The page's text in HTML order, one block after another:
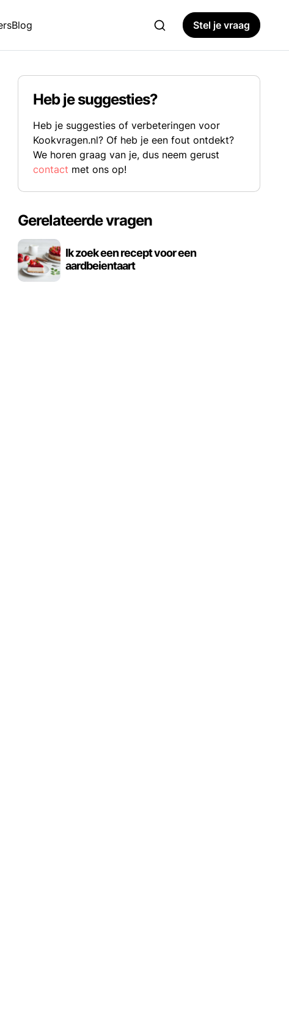
Blog Stel je vraag
Heb je suggesties?
Heb je suggesties of verbeteringen voor
Kookvragen.nl? Of heb je een fout ontdekt?
We horen graag van je, dus neem gerust
contact met ons op!
Gerelateerde vragen
Ik zoek een recept voor een
aardbeientaart